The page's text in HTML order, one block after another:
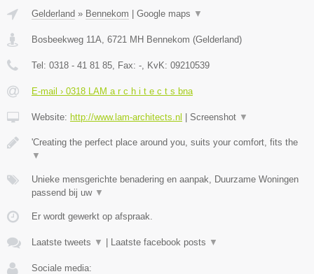
Gelderland » Bennekom | Google maps ▼
Bosbeekweg 11A 6721 MH Bennekom (Gelderland)
Tel: 0318 - 41 81 85 , Fax: - , KvK: 09210539
E-mail › 0318 LAM a r c h i t e c t s bna
Website: http://www.lam-architects.nl | Screenshot ▼
'Creating the perfect place around you, suits your comfort, fits the
▼
Unieke mensgerichte benadering en aanpak, Duurzame Woningen
passend bij uw ▼
Er wordt gewerkt op afspraak.
Laatste tweets ▼ | Laatste facebook posts ▼
Sociale media: